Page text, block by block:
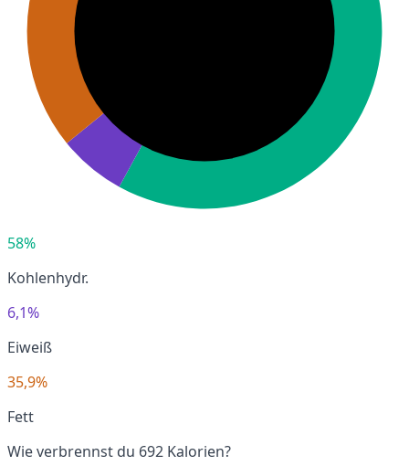
58%
Kohlenhydr.
6,1%
Eiweiß
35,9%
Fett
Wie verbrennst du 692 Kalorien?